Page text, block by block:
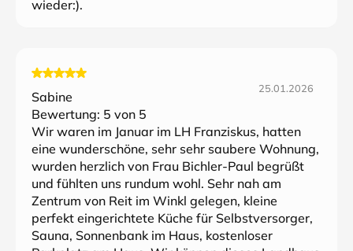
wieder:).
Sabine
25.01.2026
Bewertung: 5 von 5
Wir waren im Januar im LH Franziskus, hatten
eine wunderschöne, sehr sehr saubere Wohnung,
wurden herzlich von Frau Bichler-Paul begrüßt
und fühlten uns rundum wohl. Sehr nah am
Zentrum von Reit im Winkl gelegen, kleine
perfekt eingerichtete Küche für Selbstversorger,
Sauna, Sonnenbank im Haus, kostenloser